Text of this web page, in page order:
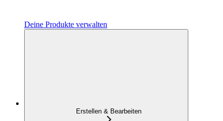
Deine Produkte verwalten
Erstellen & Bearbeiten